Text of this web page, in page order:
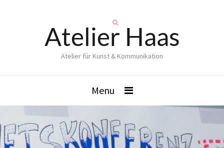
Atelier Haas
Atelier für Kunst & Kommunikation
Menu